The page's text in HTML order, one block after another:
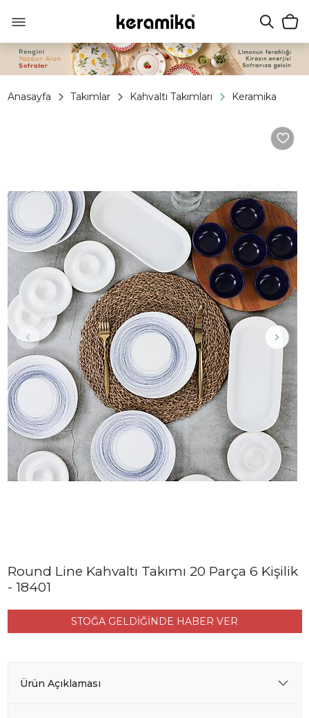
Anasayfa Takımlar Kahvaltı Takımları Keramika
Round Line Kahvaltı Takımı 20 Parça 6 Kişilik
- 18401
STOĞA GELDİĞİNDE HABER VER
Ürün Açıklaması